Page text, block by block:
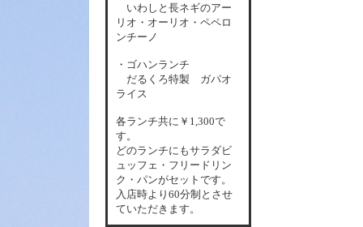
いわしと長ネギのアー
リオ・オーリオ・ペペロ
ンチーノ
・ゴハンランチ
だるくろ特製 ガパオ
ライス
各ランチ共に￥1,300で
す。
どのランチにもサラダビ
ュッフェ・フリードリン
ク・パンがセットです。
入店時より60分制とさせ
ていただきます。